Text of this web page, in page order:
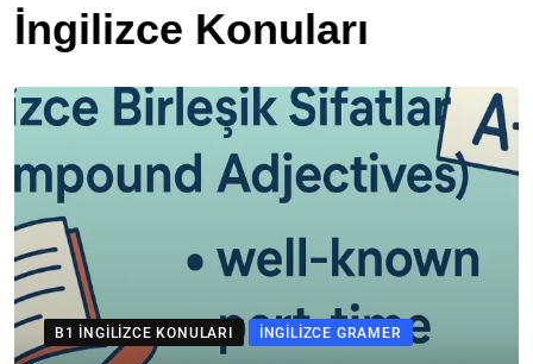
İngilizce Konuları
B1 İNGILIZCE KONULARI İNGILIZCE GRAMER